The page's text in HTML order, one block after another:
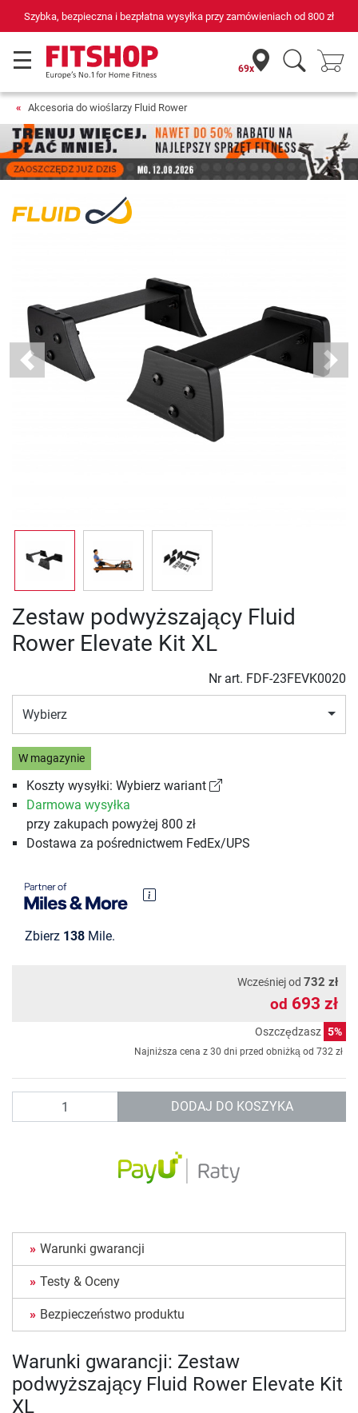
Szybka, bezpieczna i bezpłatna wysyłka przy zamówieniach od 800 zł
69x
Akcesoria do wioślarzy Fluid Rower
Previous Next
Zestaw podwyższający Fluid
Rower Elevate Kit XL
Nr art. FDF-23FEVK0020
Wybierz
W magazynie
Koszty wysyłki: Wybierz wariant
Darmowa wysyłka
przy zakupach powyżej 800 zł
Dostawa za pośrednictwem FedEx/UPS
Zbierz 138 Mile.
Wcześniej od 732 zł
od 693 zł
Oszczędzasz 5%
Najniższa cena z 30 dni przed obniżką od 732 zł
DODAJ DO KOSZYKA
Warunki gwarancji
Testy & Oceny
Bezpieczeństwo produktu
Warunki gwarancji: Zestaw
podwyższający Fluid Rower Elevate Kit
XL